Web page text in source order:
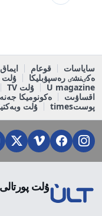
ساياسات قوعام ايماق
ەكٸنشٸ رەسپۋبليكا
ۇلت
U magazine
ۇلت TV
اقساۋىت
ەكونوميكا
پوستtimes
ۇلت
ۇلت پورتالى